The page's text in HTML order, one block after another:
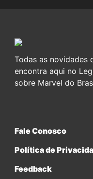
Todas as novidades
encontra aqui no
sobre Marvel do
Fale Conosco
Política de
Feedback